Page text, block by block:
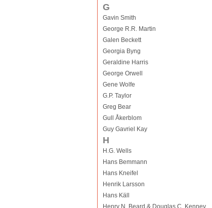
G
Gavin Smith
George R.R. Martin
Galen Beckett
Georgia Byng
Geraldine Harris
George Orwell
Gene Wolfe
G.P. Taylor
Greg Bear
Gull Åkerblom
Guy Gavriel Kay
H
H.G. Wells
Hans Bemmann
Hans Kneifel
Henrik Larsson
Hans Käll
Henry N. Beard & Douglas C. Kenney